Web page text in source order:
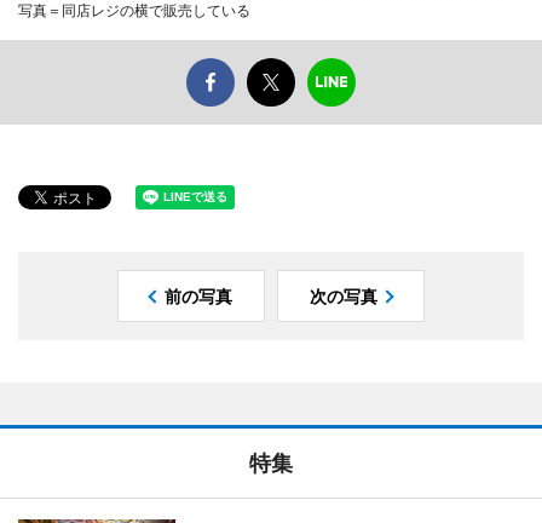
写真＝同店レジの横で販売している
前の写真 次の写真
特集